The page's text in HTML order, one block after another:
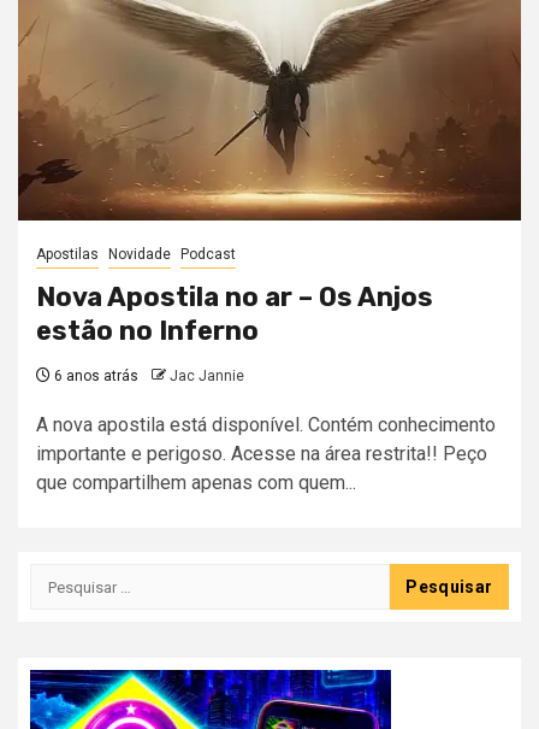
Apostilas Novidade Podcast
Nova Apostila no ar – Os Anjos
estão no Inferno
6 anos atrás Jac Jannie
A nova apostila está disponível. Contém conhecimento
importante e perigoso. Acesse na área restrita!! Peço
que compartilhem apenas com quem...
Pesquisar